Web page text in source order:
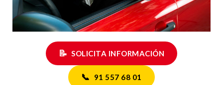
📝 SOLICITA INFORMACIÓN
📞 91 557 68 01